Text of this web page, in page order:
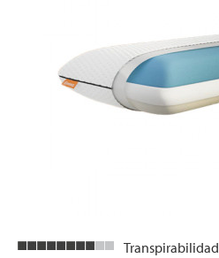
Transpirabilidad